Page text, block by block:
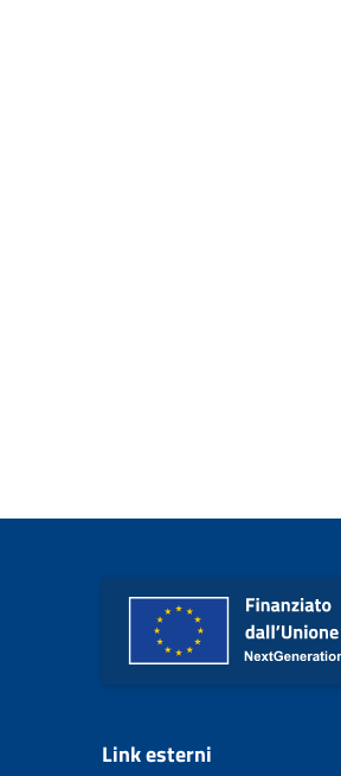
Link esterni